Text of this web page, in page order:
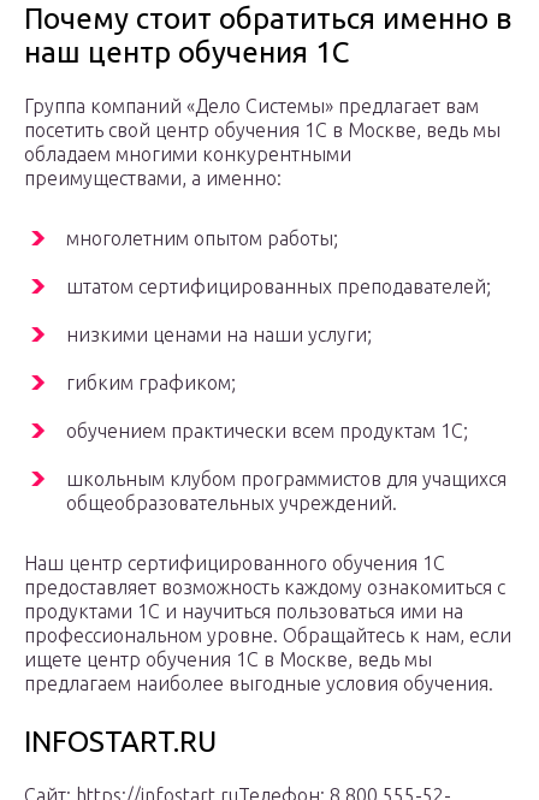
Почему стоит обратиться именно в
наш центр обучения 1С
Группа компаний «Дело Системы» предлагает вам
посетить свой центр обучения 1С в Москве, ведь мы
обладаем многими конкурентными
преимуществами, а именно:
многолетним опытом работы;
штатом сертифицированных преподавателей;
низкими ценами на наши услуги;
гибким графиком;
обучением практически всем продуктам 1С;
школьным клубом программистов для учащихся
общеобразовательных учреждений.
Наш центр сертифицированного обучения 1С
предоставляет возможность каждому ознакомиться с
продуктами 1С и научиться пользоваться ими на
профессиональном уровне. Обращайтесь к нам, если
ищете центр обучения 1С в Москве, ведь мы
предлагаем наиболее выгодные условия обучения.
INFOSTART.RU
Сайт: https://infostart.ruТелефон: 8 800 555-52-